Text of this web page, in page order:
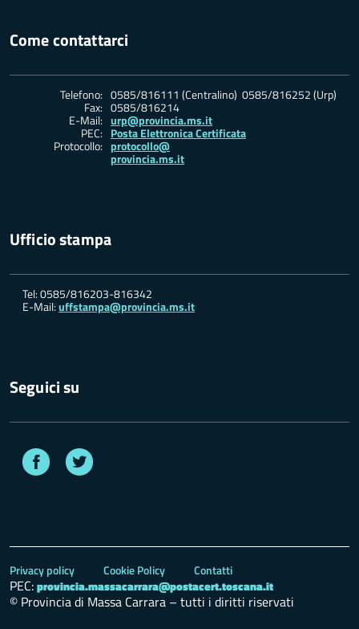
Come contattarci
Telefono: 0585/816111 (Centralino) 0585/816252 (Urp)
Fax: 0585/816214
E-Mail: urp@provincia.ms.it
PEC: Posta Elettronica Certificata
Protocollo: protocollo@
provincia.ms.it
Ufficio stampa
Tel: 0585/816203-816342
E-Mail:uffstampa@provincia.ms.it
Seguici su
Facebook
Privacy policy Cookie Policy Contatti
PEC:provincia.massacarrara@postacert.toscana.it
© Provincia di Massa Carrara – tutti i diritti riservati